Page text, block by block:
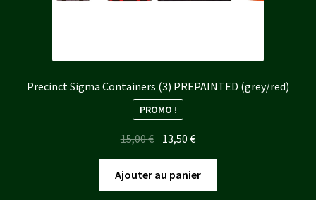
Precinct Sigma Containers (3) PREPAINTED (grey/red)
PROMO !
15,00€ Le
initial
était :
13,50€Le
actuel
est :
Ajouter au panier